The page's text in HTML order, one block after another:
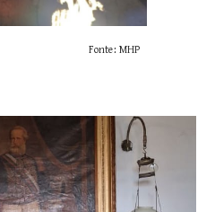
Fonte: MHP